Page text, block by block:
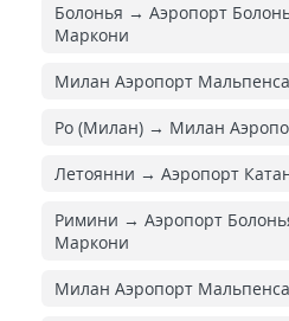
Болонья → Аэропорт
Маркони
Милан Аэропорт
Ро (Милан) → Милан
Летоянни → Аэропорт
Римини → Аэропорт
Маркони
Милан Аэропорт